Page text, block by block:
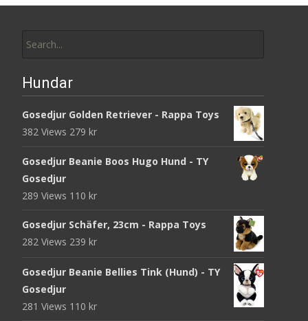
for:
Hundar
Gosedjur Golden Retriever - Rappa Toys
382 Views 279 kr
Gosedjur Beanie Boos Hugo Hund - TY
Gosedjur
289 Views 110 kr
Gosedjur Schäfer, 23cm - Rappa Toys
282 Views 239 kr
Gosedjur Beanie Bellies Tink (Hund) - TY
Gosedjur
281 Views 110 kr